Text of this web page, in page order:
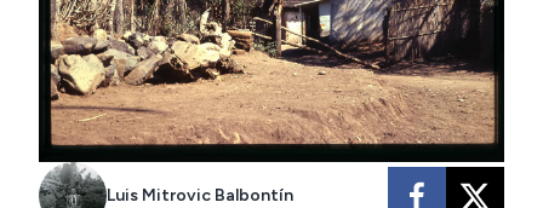
Luis Mitrovic Balbontín